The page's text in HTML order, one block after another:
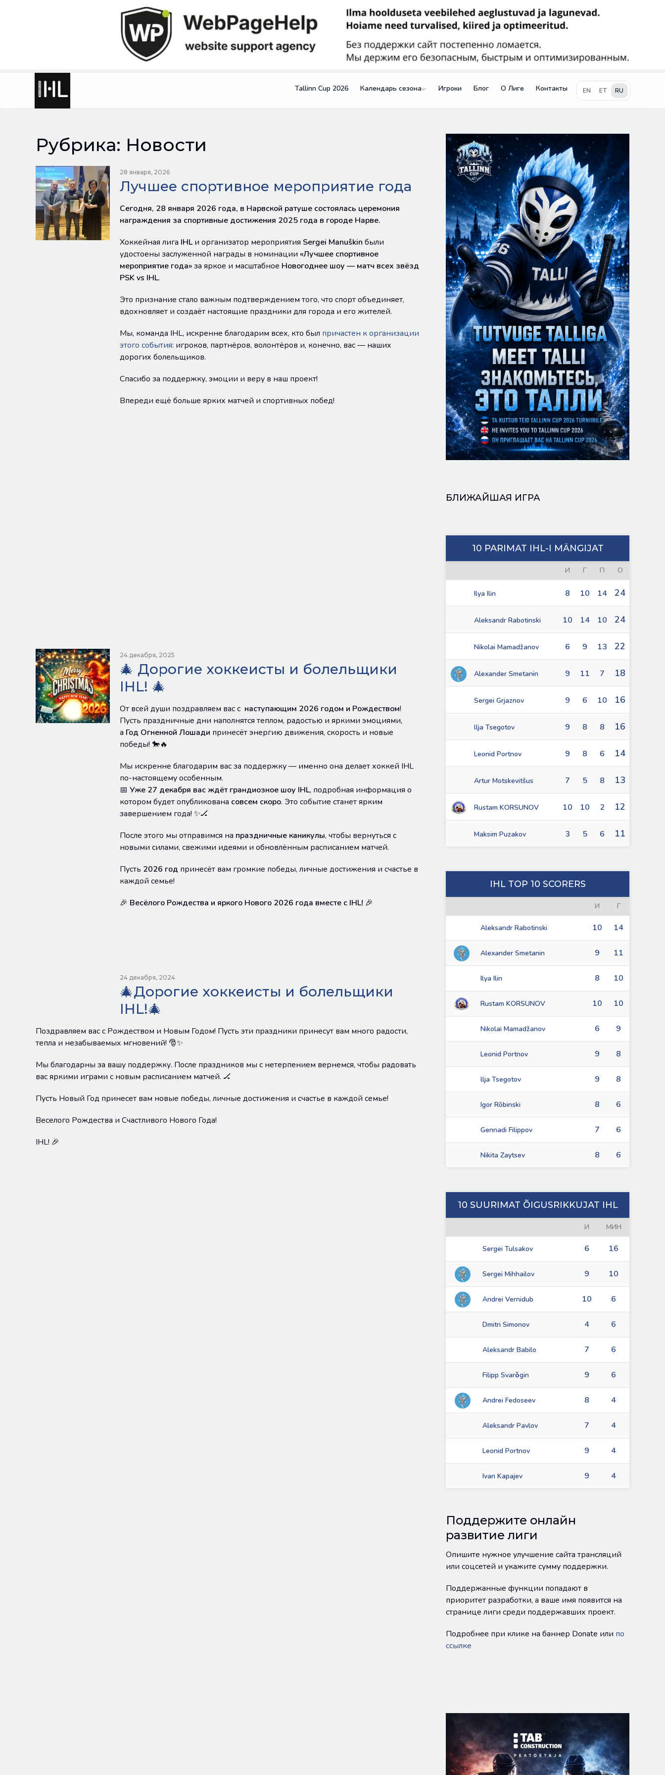
Tallinn Cup 2026 Календарь сезона Игроки Блог О Лиге Контакты EN ET RU
Рубрика: Новости
28 января, 2026
Лучшее спортивное мероприятие года
Сегодня, 28 января 2026 года, в Нарвской ратуше состоялась церемония
награждения за спортивные достижения 2025 года в городе Нарве.
Хоккейная лига IHLи организатор мероприятия Sergei Manuškin были
удостоены заслуженной награды в номинации «Лучшее спортивное
мероприятие года»за яркое и масштабное Новогоднее шоу — матч всех звёзд
PSK vs IHL.
Это признание стало важным подтверждением того, что спорт объединяет,
вдохновляет и создаёт настоящие праздники для города и его жителей.
Мы, команда IHL, искренне благодарим всех, кто был причастен к организации
этого события: игроков, партнёров, волонтёров и, конечно, вас — наших
дорогих болельщиков.
Спасибо за поддержку, эмоции и веру в наш проект!
Впереди ещё больше ярких матчей и спортивных побед!
24 декабря, 2025
🎄 Дорогие хоккеисты и болельщики
IHL! 🎄
От всей души поздравляем вас с наступающим 2026 годом и Рождеством!
Пусть праздничные дни наполнятся теплом, радостью и яркими эмоциями,
а Год Огненной Лошади принесёт энергию движения, скорость и новые
победы! 🐎🔥
Мы искренне благодарим вас за поддержку — именно она делает хоккей IHL
по-настоящему особенным.
📅 Уже 27 декабря вас ждёт грандиозное шоу IHL, подробная информация о
котором будет опубликована совсем скоро. Это событие станет ярким
завершением года! ✨🏒
После этого мы отправимся на праздничные каникулы, чтобы вернуться с
новыми силами, свежими идеями и обновлённым расписанием матчей.
Пусть 2026 год принесёт вам громкие победы, личные достижения и счастье в
каждой семье!
🎉 Весёлого Рождества и яркого Нового 2026 года вместе с IHL! 🎉
24 декабря, 2024
🎄Дорогие хоккеисты и болельщики
IHL!🎄
Поздравляем вас с Рождеством и Новым Годом! Пусть эти праздники принесут вам много радости,
тепла и незабываемых мгновений! 🎅✨
Мы благодарны за вашу поддержку. После праздников мы с нетерпением вернемся, чтобы радовать
вас яркими играми с новым расписанием матчей. 🏒
Пусть Новый Год принесет вам новые победы, личные достижения и счастье в каждой семье!
Веселого Рождества и Счастливого Нового Года!
IHL! 🎉
БЛИЖАЙШАЯ ИГРА
10 PARIMAT IHL-I MÄNGIJAT
И Г П О
Ilya Ilin 8 10 14 24
Aleksandr Rabotinski 10 14 10 24
Nikolai Mamadžanov 6 9 13 22
Alexander Smetanin 9 11 7 18
Sergei Grjaznov 9 6 10 16
llja Tsegotov 9 8 8 16
Leonid Portnov 9 8 6 14
Artur Motskevitšus 7 5 8 13
Rustam KORSUNOV 10 10 2 12
Maksim Puzakov 3 5 6 11
IHL TOP 10 SCORERS
И Г
Aleksandr Rabotinski 10 14
Alexander Smetanin 9 11
Ilya Ilin 8 10
Rustam KORSUNOV 10 10
Nikolai Mamadžanov 6 9
Leonid Portnov 9 8
llja Tsegotov 9 8
Igor Rõbinski 8 6
Gennadi Filippov 7 6
Nikita Zaytsev 8 6
10 SUURIMAT ÕIGUSRIKKUJAT IHL
И МИН
Sergei Tulsakov 6 16
Sergei Mihhailov 9 10
Andrei Vernidub 10 6
Dmitri Simonov 4 6
Aleksandr Babilo 7 6
Filipp Svarǒgin 9 6
Andrei Fedoseev 8 4
Aleksandr Pavlov 7 4
Leonid Portnov 9 4
Ivan Kapajev 9 4
Поддержите онлайн
развитие лиги
Опишите нужное улучшение сайта трансляций
или соцсетей и укажите сумму поддержки.
Поддержанные функции попадают в
приоритет разработки, а ваше имя появится на
странице лиги среди поддержавших проект.
Подробнее при клике на баннер Donate или по
ссылке